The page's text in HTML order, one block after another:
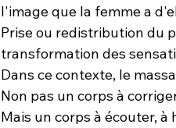
l'image que la femme a
Prise ou redistribution du
transformation des
Dans ce contexte, le
Non pas un corps à
Mais un corps à écouter, à